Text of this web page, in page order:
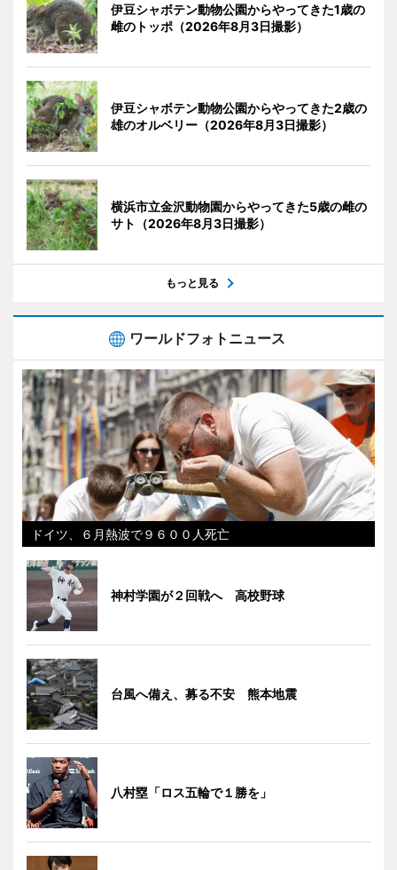
伊豆シャボテン動物公園からやってきた1歳の
雌のトッポ（2026年8月3日撮影）
伊豆シャボテン動物公園からやってきた2歳の
雄のオルベリー（2026年8月3日撮影）
横浜市立金沢動物園からやってきた5歳の雌の
サト（2026年8月3日撮影）
もっと見る
ワールドフォトニュース
ドイツ、６月熱波で９６００人死亡
神村学園が２回戦へ 高校野球
台風へ備え、募る不安 熊本地震
八村塁「ロス五輪で１勝を」